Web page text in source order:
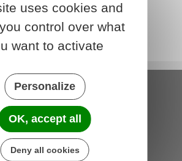
Michel-de-Plélan
rue des Terre Neuvas
Saint-Michel-de-Plélan
France
uses cookies and
control over what
want to activate
Personalize
OK, accept all
Deny all cookies